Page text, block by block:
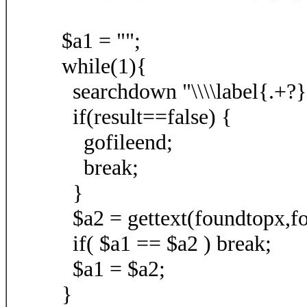
$a1 = "";
while(1){
searchdown
if(result==false) {
gofileend;
break;
}
$a2 =
if( $a1 == $a2 ) break;
$a1 = $a2;
}